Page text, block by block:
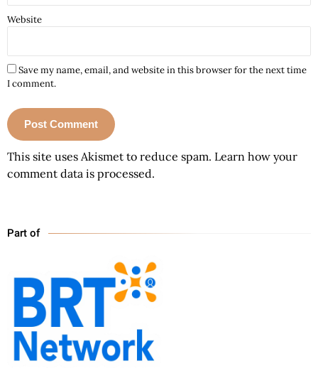
Website
Save my name, email, and website in this browser for the next time
I comment.
This site uses Akismet to reduce spam. Learn how your
comment data is processed.
Part of